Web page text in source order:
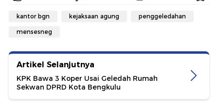
kantor bgn kejaksaan agung penggeledahan
mensesneg
Artikel Selanjutnya
KPK Bawa 3 Koper Usai Geledah Rumah
Sekwan DPRD Kota Bengkulu